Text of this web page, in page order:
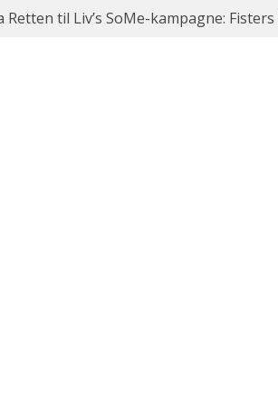
Retten til Liv’s SoMe-kampagne: Fisters